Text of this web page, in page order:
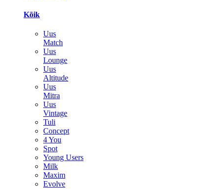
Kõik
Uus
Match
Uus
Lounge
Uus
Altitude
Uus
Mitra
Uus
Vintage
Tuli
Concept
4 You
Spot
Young Users
Milk
Maxim
Evolve